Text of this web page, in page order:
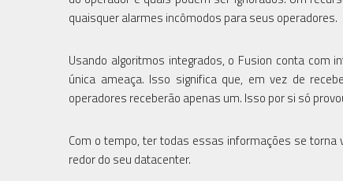
quaisquer alarmes incômodos para seus operadores.
Usando algoritmos integrados, o Fusion conta com
única ameaça. Isso significa que, em vez de
operadores receberão apenas um. Isso por si só
Com o tempo, ter todas essas informações se
redor do seu datacenter.